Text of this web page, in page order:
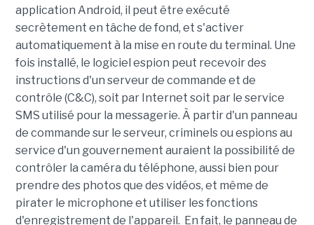
application Android, il peut être exécuté
secrètement en tâche de fond, et s'activer
automatiquement à la mise en route du terminal. Une
fois installé, le logiciel espion peut recevoir des
instructions d'un serveur de commande et de
contrôle (C&C), soit par Internet soit par le service
SMS utilisé pour la messagerie. À partir d'un panneau
de commande sur le serveur, criminels ou espions au
service d'un gouvernement auraient la possibilité de
contrôler la caméra du téléphone, aussi bien pour
prendre des photos que des vidéos, et même de
pirater le microphone et utiliser les fonctions
d'enregistrement de l'appareil. En fait, le panneau de